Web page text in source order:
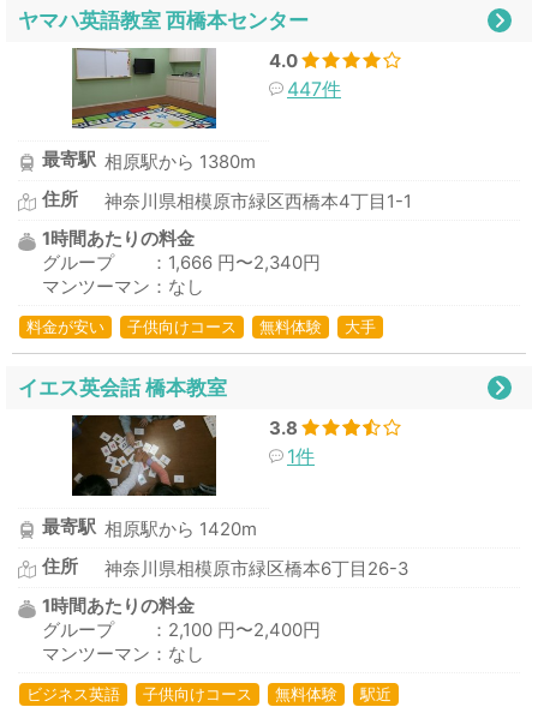
ヤマハ英語教室 西橋本センター
4.0
447件
最寄駅 相原駅から 1380m
住所
神奈川県相模原市緑区西橋本4丁目1-1
1時間あたりの料金
グループ ：1,666 円〜2,340円
マンツーマン：なし
料金が安い 子供向けコース 無料体験 大手
イエス英会話 橋本教室
3.8
1件
最寄駅 相原駅から 1420m
住所
神奈川県相模原市緑区橋本6丁目26-3
1時間あたりの料金
グループ ：2,100 円〜2,400円
マンツーマン：なし
ビジネス英語 子供向けコース 無料体験 駅近